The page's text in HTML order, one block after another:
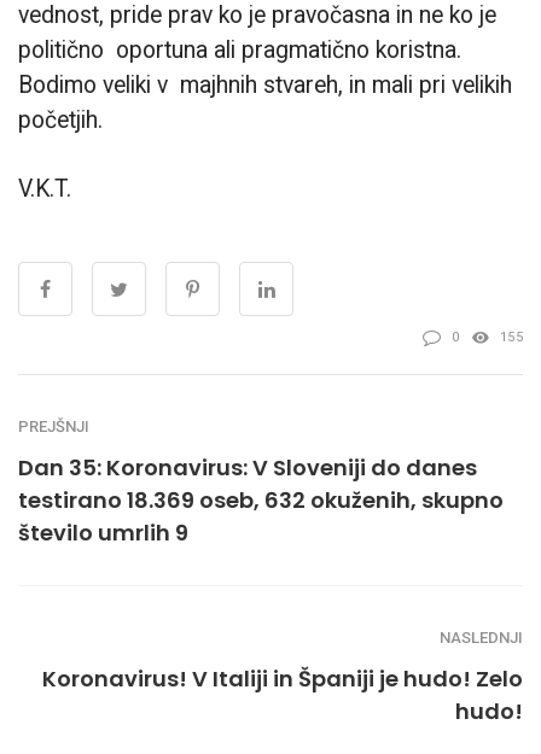
vednost, pride prav ko je pravočasna in ne ko je
politično oportuna ali pragmatično koristna.
Bodimo veliki v majhnih stvareh, in mali pri velikih
početjih.
V.K.T.
0 155
PREJŠNJI
Dan 35: Koronavirus: V Sloveniji do danes
testirano 18.369 oseb, 632 okuženih, skupno
število umrlih 9
NASLEDNJI
Koronavirus! V Italiji in Španiji je hudo! Zelo
hudo!